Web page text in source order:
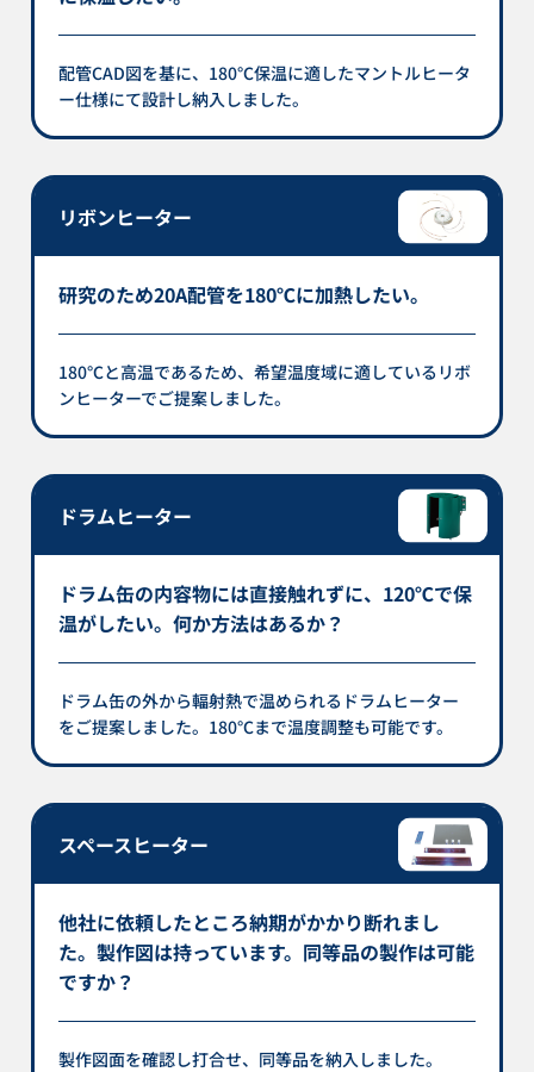
配管CAD図を基に、180℃保温に適したマントルヒータ
ー仕様にて設計し納入しました。
リボンヒーター
研究のため20A配管を180℃に加熱したい。
180℃と高温であるため、希望温度域に適しているリボ
ンヒーターでご提案しました。
ドラムヒーター
ドラム缶の内容物には直接触れずに、120℃で保
温がしたい。何か方法はあるか？
ドラム缶の外から輻射熱で温められるドラムヒーター
をご提案しました。180℃まで温度調整も可能です。
スペースヒーター
他社に依頼したところ納期がかかり断れまし
た。製作図は持っています。同等品の製作は可能
ですか？
製作図面を確認し打合せ、同等品を納入しました。